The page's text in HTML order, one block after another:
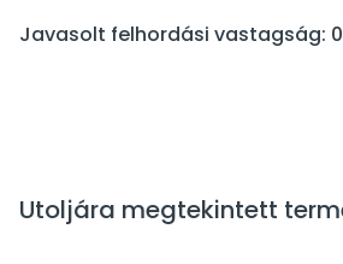
Javasolt felhordási vastagság:
Utoljára megtekintett